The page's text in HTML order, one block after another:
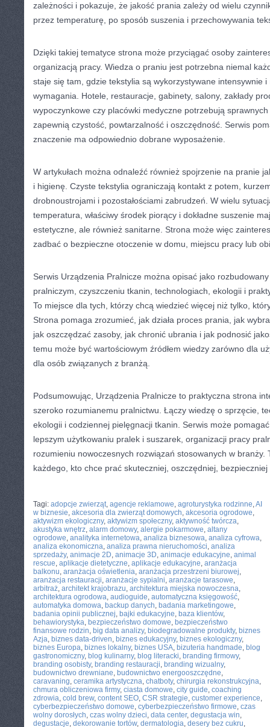
zależności i pokazuje, że jakość prania zależy od wielu
przez temperaturę, po sposób suszenia i przechowywania
Dzięki takiej tematyce strona może przyciągać osoby
organizacją pracy. Wiedza o praniu jest potrzebna niemal
staje się tam, gdzie tekstylia są wykorzystywane intensywnie i
wymagania. Hotele, restauracje, gabinety, salony, zakłady
wypoczynkowe czy placówki medyczne potrzebują
zapewnią czystość, powtarzalność i oszczędność. Serwis
znaczenie ma odpowiednio dobrane wyposażenie.
W artykułach można odnaleźć również spojrzenie na pranie
i higienę. Czyste tekstylia ograniczają kontakt z potem,
drobnoustrojami i pozostałościami zabrudzeń. W wielu
temperatura, właściwy środek piorący i dokładne suszenie
estetyczne, ale również sanitarne. Strona może więc
zadbać o bezpieczne otoczenie w domu, miejscu pracy lub
Serwis Urządzenia Pralnicze można opisać jako
pralniczym, czyszczeniu tkanin, technologiach, ekologii i
To miejsce dla tych, którzy chcą wiedzieć więcej niż tylko,
Strona pomaga zrozumieć, jak działa proces prania, jak
jak oszczędzać zasoby, jak chronić ubrania i jak podnosić
temu może być wartościowym źródłem wiedzy zarówno dla
dla osób związanych z branżą.
Podsumowując, Urządzenia Pralnicze to praktyczna strona
szeroko rozumianemu pralnictwu. Łączy wiedzę o sprzęcie,
ekologii i codziennej pielęgnacji tkanin. Serwis może
lepszym użytkowaniu pralek i suszarek, organizacji pracy
rozumieniu nowoczesnych rozwiązań stosowanych w branży.
każdego, kto chce prać skuteczniej, oszczędniej,
Tagi: adopcje zwierząt, agencje reklamowe, agroturystyka rodzinne,AI
w biznesie, akcesoria dla zwierząt domowych, akcesoria ogrodowe,
aktywizm ekologiczny, aktywizm społeczny, aktywność twórcza,
akustyka wnętrz, alarm domowy, alergie pokarmowe, altany
ogrodowe, analityka internetowa, analiza biznesowa, analiza cyfrowa,
analiza ekonomiczna, analiza prawna nieruchomości, analiza
sprzedaży, animacje 2D, animacje 3D, animacje edukacyjne, animal
rescue, aplikacje dietetyczne, aplikacje edukacyjne, aranżacja
balkonu, aranżacja oświetlenia, aranżacja przestrzeni biurowej,
aranżacja restauracji, aranżacje sypialni, aranżacje tarasowe,
arbitraż, architekt krajobrazu, architektura miejska nowoczesna,
architektura ogrodowa, audioguide, automatyczna księgowość,
automatyka domowa, backup danych, badania marketingowe,
badania opinii publicznej, bajki edukacyjne, baza klientów,
behawiorystyka, bezpieczeństwo domowe, bezpieczeństwo
finansowe rodzin, big data analizy, biodegradowalne produkty, biznes
Azja, biznes data-driven, biznes edukacyjny, biznes ekologiczny,
biznes Europa, biznes lokalny, biznes USA, bizuteria handmade, blog
gastronomiczny, blog kulinarny, blog literacki, branding firmowy,
branding osobisty, branding restauracji, branding wizualny,
budownictwo drewniane, budownictwo energooszczędne,
caravaning, ceramika artystyczna, chatboty, chirurgia rekonstrukcyjna,
chmura obliczeniowa firmy, ciasta domowe, city guide, coaching
zdrowia, cold brew, content SEO, CSR strategie, customer experience,
cyberbezpieczeństwo domowe, cyberbezpieczeństwo firmowe, czas
wolny dorosłych, czas wolny dzieci, data center, degustacja win,
degustacje, dekorowanie tortów, dermatologia, desery bez cukru,